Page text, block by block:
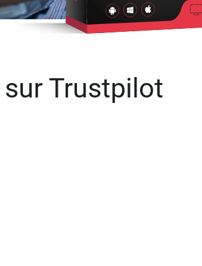
Trustpilot